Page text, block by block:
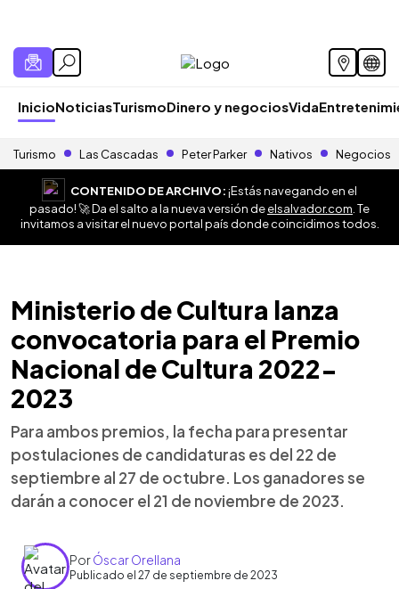
InicioNoticiasTurismoDinero y negociosVida
Turismo Las Cascadas Peter Parker Nativos Negocios
CONTENIDO DE ARCHIVO:¡Estás navegando en el
pasado! 🚀 Da el salto a la nueva versión deelsalvador.com . Te
invitamos a visitar el nuevo portal país donde coincidimos todos.
Ministerio de Cultura lanza
convocatoria para el Premio
Nacional de Cultura 2022-
2023
Para ambos premios, la fecha para presentar
postulaciones de candidaturas es del 22 de
septiembre al 27 de octubre. Los ganadores se
darán a conocer el 21 de noviembre de 2023.
PorÓscar Orellana
Publicado el 27 de septiembre de 2023